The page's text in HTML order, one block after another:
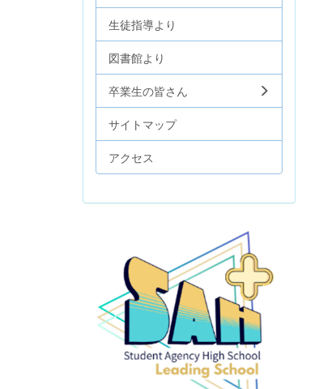
生徒指導より
図書館より
卒業生の皆さん
サイトマップ
アクセス